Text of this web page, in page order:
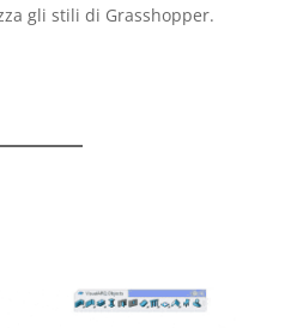
gli stili di Grasshopper.